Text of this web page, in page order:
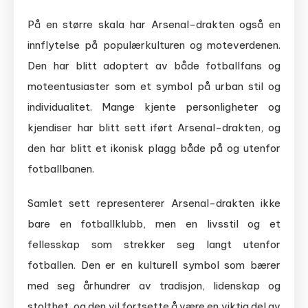
På en større skala har Arsenal-drakten også en
innflytelse på populærkulturen og moteverdenen.
Den har blitt adoptert av både fotballfans og
moteentusiaster som et symbol på urban stil og
individualitet. Mange kjente personligheter og
kjendiser har blitt sett iført Arsenal-drakten, og
den har blitt et ikonisk plagg både på og utenfor
fotballbanen.
Samlet sett representerer Arsenal-drakten ikke
bare en fotballklubb, men en livsstil og et
fellesskap som strekker seg langt utenfor
fotballen. Den er en kulturell symbol som bærer
med seg århundrer av tradisjon, lidenskap og